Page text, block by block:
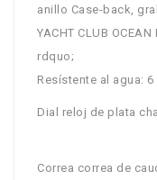
anillo Case-back,
YACHT CLUB
rdquo;
Resístente al agua: 6
Dial reloj de plata
Correa correa de